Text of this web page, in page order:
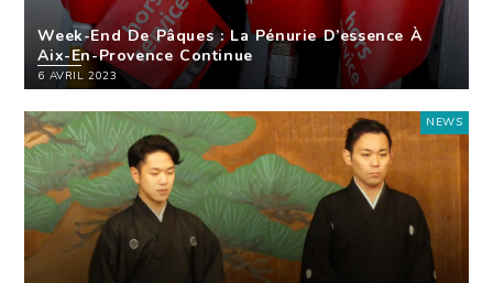
Week-End De Pâques : La Pénurie D’essence À
Aix-En-Provence Continue
6 AVRIL 2023
NEWS